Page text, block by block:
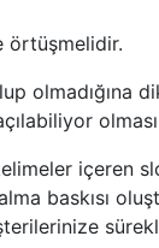
örtüşmelidir.
olmadığına
içeren
baskısı